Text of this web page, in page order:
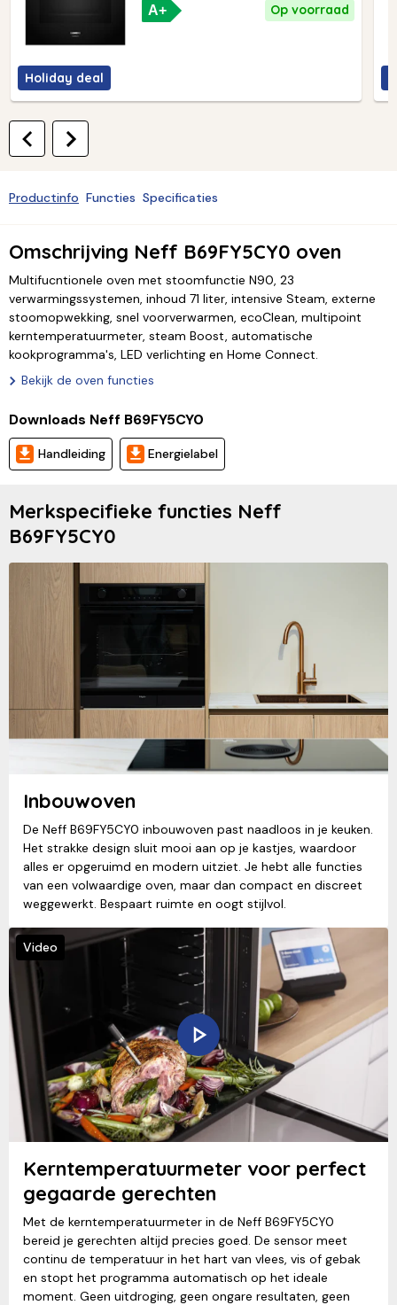
Holiday deal
A+ Op voorraad
Productinfo Functies Specificaties
Omschrijving Neff B69FY5CY0 oven
Multifucntionele oven met stoomfunctie N90, 23
verwarmingssystemen, inhoud 71 liter, intensive Steam, externe
stoomopwekking, snel voorverwarmen, ecoClean, multipoint
kerntemperatuurmeter, steam Boost, automatische
kookprogramma's, LED verlichting en Home Connect.
Bekijk de oven functies
Downloads Neff B69FY5CY0
Handleiding Energielabel
Merkspecifieke functies Neff
B69FY5CY0
Inbouwoven
De Neff B69FY5CY0 inbouwoven past naadloos in je keuken.
Het strakke design sluit mooi aan op je kastjes, waardoor
alles er opgeruimd en modern uitziet. Je hebt alle functies
van een volwaardige oven, maar dan compact en discreet
weggewerkt. Bespaart ruimte en oogt stijlvol.
Video
Kerntemperatuurmeter voor perfect
gegaarde gerechten
Met de kerntemperatuurmeter in de Neff B69FY5CY0
bereid je gerechten altijd precies goed. De sensor meet
continu de temperatuur in het hart van vlees, vis of gebak
en stopt het programma automatisch op het ideale
moment. Geen uitdroging, geen ongare resultaten, geen